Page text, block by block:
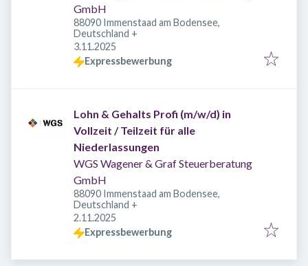
GmbH
88090 Immenstaad am Bodensee,
Deutschland +
Veröffentlicht
3.11.2025
Expressbewerbung
Lohn & Gehalts Profi (m/w/d) in
Vollzeit / Teilzeit für alle
Niederlassungen
WGS Wagener & Graf Steuerberatung
GmbH
88090 Immenstaad am Bodensee,
Deutschland +
Veröffentlicht
2.11.2025
Expressbewerbung